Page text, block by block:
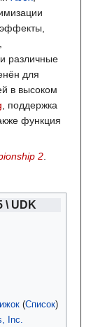
и различные
для
в высоком
, поддержка
функция
2
\ UDK
(Список)
Inc.